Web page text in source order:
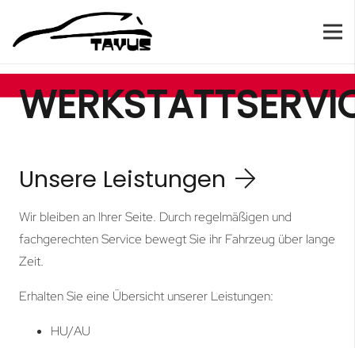
Unsere Leistungen
Wir bleiben an Ihrer Seite. Durch regelmäßigen und
fachgerechten Service bewegt Sie ihr Fahrzeug über lange
Zeit.
Erhalten Sie eine Übersicht unserer Leistungen:
HU/AU